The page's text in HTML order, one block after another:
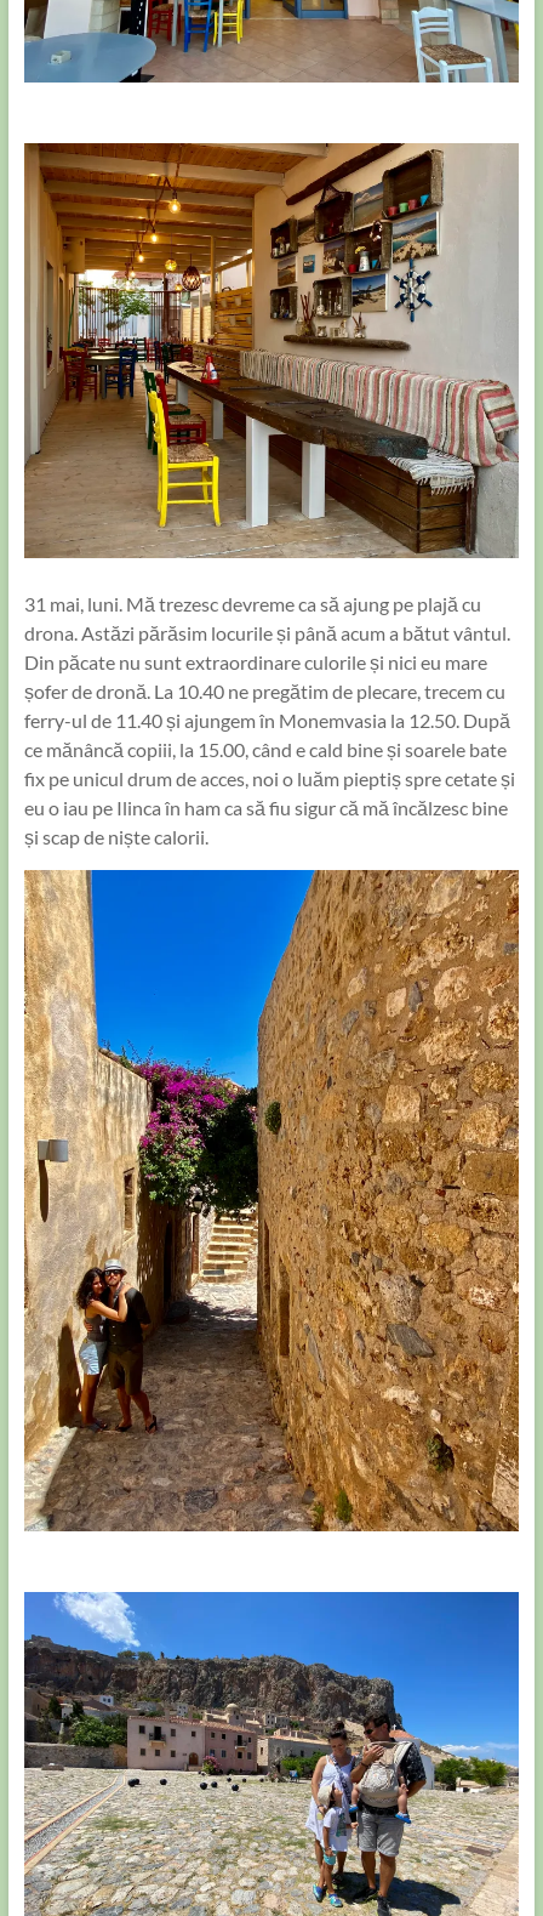
31 mai, luni. Mă trezesc devreme ca să ajung pe plajă cu
drona. Astăzi părăsim locurile și până acum a bătut vântul.
Din păcate nu sunt extraordinare culorile și nici eu mare
șofer de dronă. La 10.40 ne pregătim de plecare, trecem cu
ferry-ul de 11.40 și ajungem în Monemvasia la 12.50. După
ce mănâncă copiii, la 15.00, când e cald bine și soarele bate
fix pe unicul drum de acces, noi o luăm pieptiș spre cetate și
eu o iau pe Ilinca în ham ca să fiu sigur că mă încălzesc bine
și scap de niște calorii.